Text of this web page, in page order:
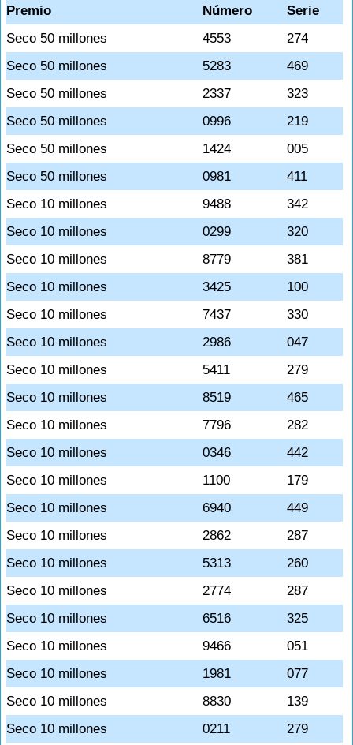
Premio Número
Serie
Seco 50 millones
4553
274
Seco 50 millones
5283
469
Seco 50 millones
2337
323
Seco 50 millones
0996
219
Seco 50 millones
1424
005
Seco 50 millones
0981
411
Seco 10 millones
9488
342
Seco 10 millones
0299
320
Seco 10 millones
8779
381
Seco 10 millones
3425
100
Seco 10 millones
7437
330
Seco 10 millones
2986
047
Seco 10 millones
5411
279
Seco 10 millones
8519
465
Seco 10 millones
7796
282
Seco 10 millones
0346
442
Seco 10 millones
1100
179
Seco 10 millones
6940
449
Seco 10 millones
2862
287
Seco 10 millones
5313
260
Seco 10 millones
2774
287
Seco 10 millones
6516
325
Seco 10 millones
9466
051
Seco 10 millones
1981
077
Seco 10 millones
8830
139
Seco 10 millones
0211
279